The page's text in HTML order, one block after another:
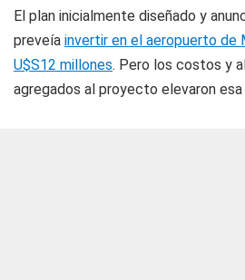
El plan inicialmente diseñado y
preveía invertir en el aeropuerto de
U$S12 millones. Pero los costos y
agregados al proyecto elevaron esa